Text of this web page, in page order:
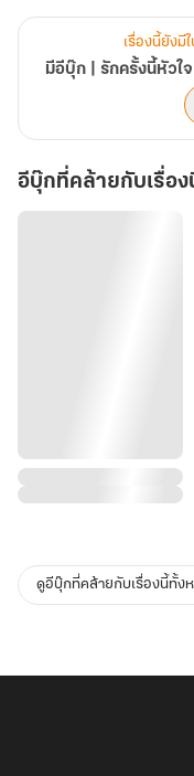
เรื่องนี้ยังมี
อีบุ๊กที่คล้ายกับเรื่อง
ดูอีบุ๊กที่คล้ายกับเรื่องนี้ทั้ง